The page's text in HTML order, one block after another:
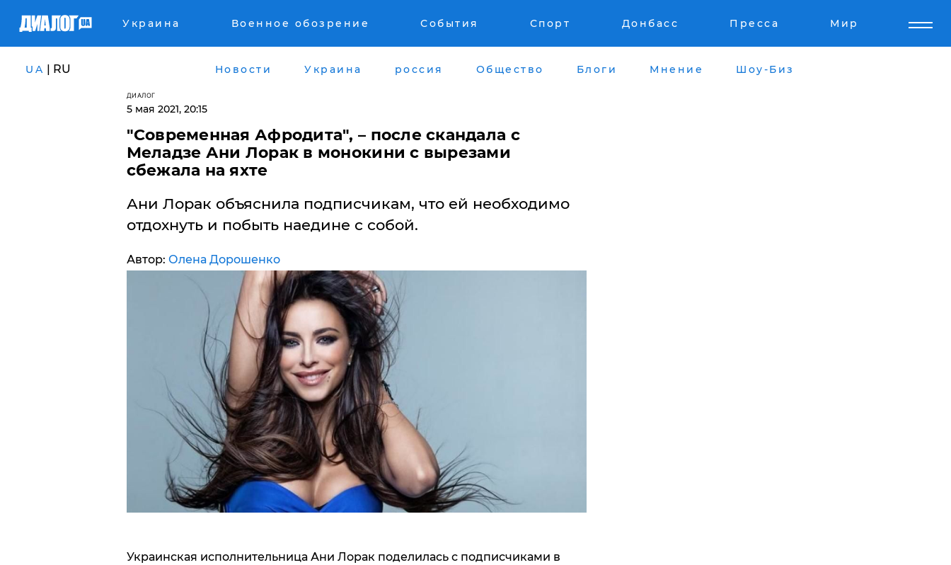
Украина Военное обозрение События Спорт Донбасс Пресса Мир
UA | RU Новости Украина россия Общество Блоги Мнение Шоу-Биз
ДИАЛОГ
5 мая 2021, 20:15
"Современная Афродита", – после скандала с
Меладзе Ани Лорак в монокини с вырезами
сбежала на яхте
Ани Лорак объяснила подписчикам, что ей необходимо
отдохнуть и побыть наедине с собой.
Автор: Олена Дорошенко
Украинская исполнительница Ани Лорак поделилась с подписчиками в